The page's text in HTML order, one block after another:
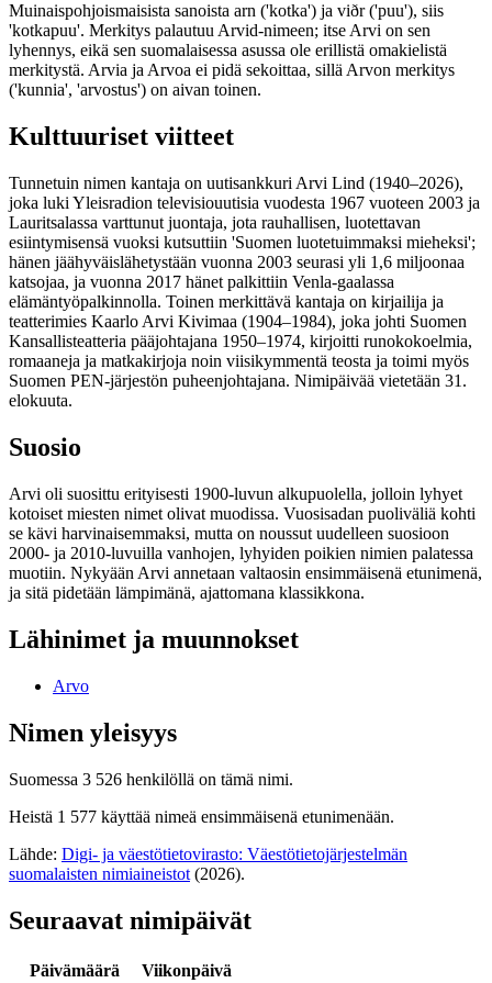
Muinaispohjoismaisista sanoista arn ('kotka') ja viðr ('puu'), siis
'kotkapuu'. Merkitys palautuu Arvid-nimeen; itse Arvi on sen
lyhennys, eikä sen suomalaisessa asussa ole erillistä omakielistä
merkitystä. Arvia ja Arvoa ei pidä sekoittaa, sillä Arvon merkitys
('kunnia', 'arvostus') on aivan toinen.
Kulttuuriset viitteet
Tunnetuin nimen kantaja on uutisankkuri Arvi Lind (1940–2026),
joka luki Yleisradion televisiouutisia vuodesta 1967 vuoteen 2003 ja
Lauritsalassa varttunut juontaja, jota rauhallisen, luotettavan
esiintymisensä vuoksi kutsuttiin 'Suomen luotetuimmaksi mieheksi';
hänen jäähyväislähetystään vuonna 2003 seurasi yli 1,6 miljoonaa
katsojaa, ja vuonna 2017 hänet palkittiin Venla-gaalassa
elämäntyöpalkinnolla. Toinen merkittävä kantaja on kirjailija ja
teatterimies Kaarlo Arvi Kivimaa (1904–1984), joka johti Suomen
Kansallisteatteria pääjohtajana 1950–1974, kirjoitti runokokoelmia,
romaaneja ja matkakirjoja noin viisikymmentä teosta ja toimi myös
Suomen PEN-järjestön puheenjohtajana. Nimipäivää vietetään 31.
elokuuta.
Suosio
Arvi oli suosittu erityisesti 1900-luvun alkupuolella, jolloin lyhyet
kotoiset miesten nimet olivat muodissa. Vuosisadan puoliväliä kohti
se kävi harvinaisemmaksi, mutta on noussut uudelleen suosioon
2000- ja 2010-luvuilla vanhojen, lyhyiden poikien nimien palatessa
muotiin. Nykyään Arvi annetaan valtaosin ensimmäisenä etunimenä,
ja sitä pidetään lämpimänä, ajattomana klassikkona.
Lähinimet ja muunnokset
Arvo
Nimen yleisyys
Suomessa 3 526 henkilöllä on tämä nimi.
Heistä 1 577 käyttää nimeä ensimmäisenä etunimenään.
Lähde: Digi- ja väestötietovirasto: Väestötietojärjestelmän
suomalaisten nimiaineistot (2026).
Seuraavat nimipäivät
Päivämäärä
Viikonpäivä